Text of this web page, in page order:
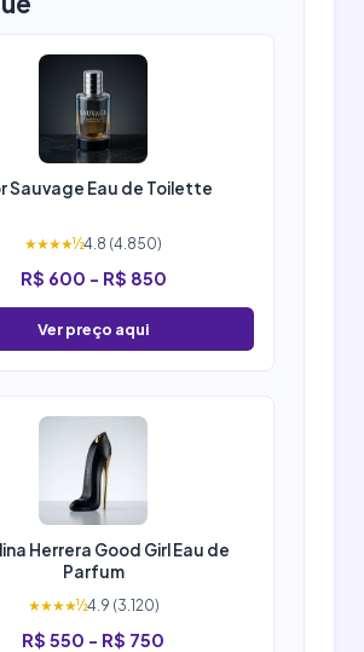
Sauvage Eau de Toilette
★★★★½4.8 (4.850)
R$ 600 - R$ 850
Ver preço aqui
Herrera Good Girl Eau de
Parfum
★★★★½4.9 (3.120)
R$ 550 - R$ 750